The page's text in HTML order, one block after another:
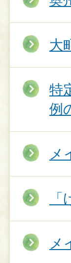
大
特
例
メ
メ